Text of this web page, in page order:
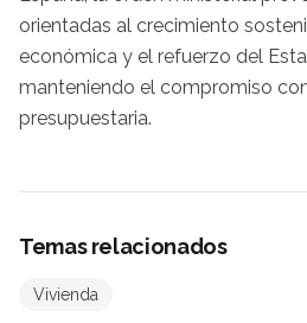
orientadas al crecimiento
económica y el refuerzo del
manteniendo el compromiso
presupuestaria.
Temas relacionados
Vivienda